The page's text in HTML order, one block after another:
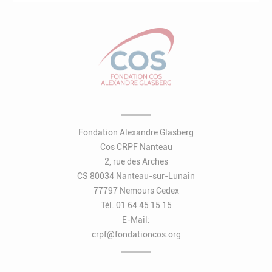
Fondation Alexandre Glasberg
Cos CRPF Nanteau
2, rue des Arches
CS 80034 Nanteau-sur-Lunain
77797 Nemours Cedex
Tél. 01 64 45 15 15
E-Mail:
crpf@fondationcos.org